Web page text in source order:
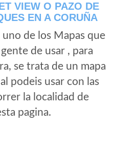
VIEW O PAZO DE
EN A CORUÑA
de los Mapas que
de usar , para
se trata de un mapa
podeis usar con las
la localidad de
pagina.